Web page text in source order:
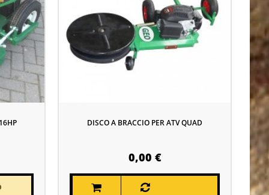
DISCO A BRACCIO PER ATV QUAD
0,00 €